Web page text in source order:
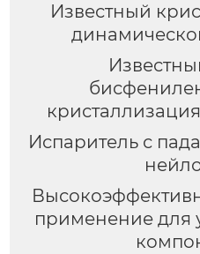
Известный
Испаритель с
применение для